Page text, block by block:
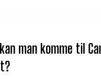
man komme til